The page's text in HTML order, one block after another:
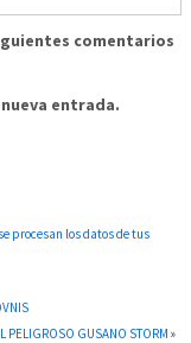
comentarios
entrada.
procesan los datos de tus
PELIGROSO GUSANO STORM »